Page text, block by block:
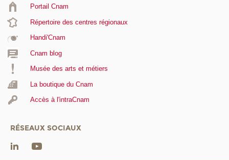
Portail Cnam
Répertoire des centres régionaux
Handi'Cnam
Cnam blog
Musée des arts et métiers
La boutique du Cnam
Accès à l'intraCnam
RÉSEAUX SOCIAUX